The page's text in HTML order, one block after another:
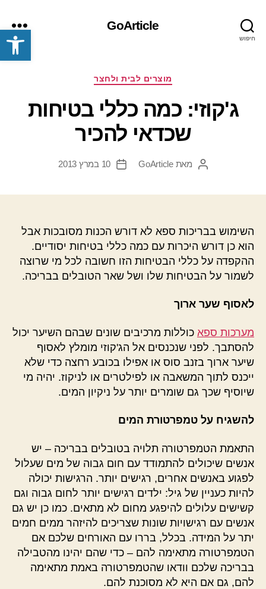
פתח סרגל נגישות חיפוש
GoArticle
תפריט
קטגוריות
מוצרים לבית ולחצר
ג'קוזי: כמה כללי בטיחות
שכדאי להכיר
המחבר
מאתGoArticle
תאריך
10 במרץ 2013
השימוש בבריכות ספא לא דורש הכנות מסובכות אבל
הוא כן דורש היכרות עם כמה כללי בטיחות יסודיים.
ההקפדה על כללי הבטיחות הזו חשובה לכל מי שרוצה
לשמור על הבטיחות שלו ושל שאר הטובלים בבריכה.
לאסוף שער ארוך
מערכות ספא כוללות מרכיבים שונים שבהם השיער יכול
להסתבך. לפני שנכנסים אל הג'קוזי מומלץ לאסוף
שיער ארוך בזנב סוס או אפילו בכובע רחצה כדי שלא
ייכנס לתוך המשאבה או לפילטרים או לניקוז. יהיה מי
שיוסיף שכך גם שומרים יותר על ניקיון המים.
להשגיח על טמפרטורת המים
התאמת הטמפרטורה תלויה בטובלים בבריכה – יש
אנשים שיכולים להתמודד עם חום גבוה של מים שעלול
לפגוע באנשים אחרים, רגישים יותר. הרגישות יכולה
להיות כעניין של גיל: ילדים רגישים יותר לחום גבוה וגם
קשישים עלולים להיפגע מחום לא מתאים. כמו כן יש גם
אנשים עם רגישויות שונות שצריכים להיזהר ממים חמים
יתר על המידה. בכלל, בררו עם האורחים שלכם אם
הטמפרטורה מתאימה להם – כדי שהם יהינו מהטבילה
בבריכה שלכם וודאו שהטמפרטורה באמת מתאימה
להם, גם אם היא לא מסוכנת להם.